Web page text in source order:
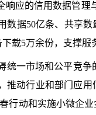
响应的信用数据管
数据50亿条、共享
载5万余份，支撑服
市场和公平竞争
动行业和部门应
行动和实施小微企